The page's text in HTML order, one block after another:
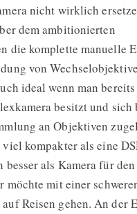
nicht wirklich
dem ambitionierten
die komplette manuelle
von
ideal wenn man
besitzt und sich
an Objektiven
kompakter als eine
besser als Kamera für
möchte mit einer
Reisen gehen. An der